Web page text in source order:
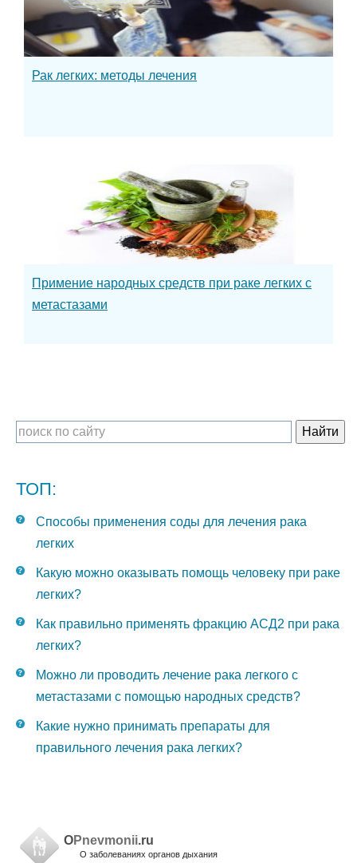
Рак легких: методы лечения
Примение народных средств при раке легких с
метастазами
ТОП:
Способы применения соды для лечения рака
легких
Какую можно оказывать помощь человеку при раке
легких?
Как правильно применять фракцию АСД2 при рака
легких?
Можно ли проводить лечение рака легкого с
метастазами с помощью народных средств?
Какие нужно принимать препараты для
правильного лечения рака легких?
OPnevmonii.ru
О заболеваниях органов дыхания